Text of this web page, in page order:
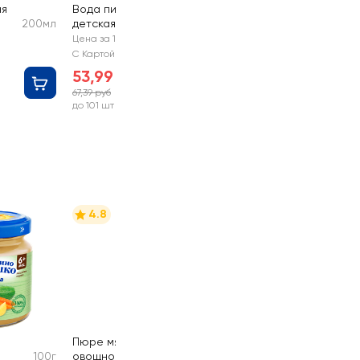
200мл
Вода питьевая
детская
ФРУТОНЯНЯ
Цена за 1 шт
С Картой №1
53,99 руб
67,39 руб
до 101 шт
100г
4.8
Пюре мясо-
овощное